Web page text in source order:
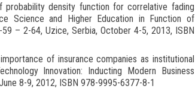
probability density function for correlative fading
Science and Higher Education in Function of
– 2-64, Uzice, Serbia, October 4-5, 2013, ISBN
of insurance companies as institutional
Innovation: Inducting Modern Business
8-9, 2012, ISBN 978-9995-6377-8-1